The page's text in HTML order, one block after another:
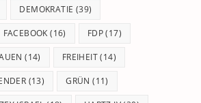
DEMOKRATIE (39)
FACEBOOK (16) FDP(17)
(14) FREIHEIT(14)
(13) GRÜN (11)